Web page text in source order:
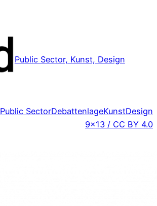
Public Sector, Kunst, Design
Public SectorDebattenlageKunstDesign
9×13 / CC BY 4.0